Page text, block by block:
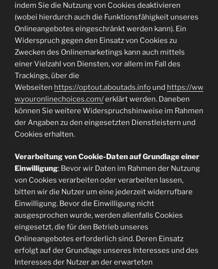
indem Sie die Nutzung von Cookies deaktivieren
(wobei hierdurch auch die Funktionsfähigkeit unseres
Onlineangebotes eingeschränkt werden kann). Ein
Widerspruch gegen den Einsatz von Cookies zu
Zwecken des Onlinemarketings kann auch mittels
einer Vielzahl von Diensten, vor allem im Fall des
Trackings, über die
Webseiten https://optout.aboutads.info und https://ww
w.youronlinechoices.com/erklärt werden. Daneben
können Sie weitere Widerspruchshinweise im Rahmen
der Angaben zu den eingesetzten Dienstleistern und
Cookies erhalten.
Verarbeitung von Cookie-Daten auf Grundlage einer
Einwilligung: Bevor wir Daten im Rahmen der Nutzung
von Cookies verarbeiten oder verarbeiten lassen,
bitten wir die Nutzer um eine jederzeit widerrufbare
Einwilligung. Bevor die Einwilligung nicht
ausgesprochen wurde, werden allenfalls Cookies
eingesetzt, die für den Betrieb unseres
Onlineangebotes erforderlich sind. Deren Einsatz
erfolgt auf der Grundlage unseres Interesses und des
Interesses der Nutzer an der erwarteten